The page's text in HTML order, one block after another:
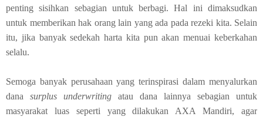
penting sisihkan sebagian untuk berbagi. Hal ini dimaksudkan
untuk memberikan hak orang lain yang ada pada rezeki kita. Selain
itu, jika banyak sedekah harta kita pun akan menuai keberkahan
selalu.
Semoga banyak perusahaan yang terinspirasi dalam menyalurkan
dana surplus underwriting atau dana lainnya sebagian untuk
masyarakat luas seperti yang dilakukan AXA Mandiri, agar